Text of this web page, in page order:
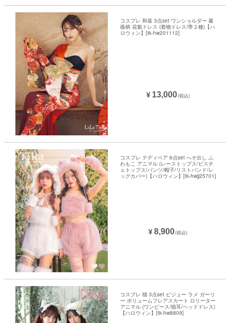
コスプレ 和装 3点set ワンショルダー 薔
薇柄 花魁ドレス (着物ドレス/帯２種)【ハ
ロウィン】[tk-hw201112]
¥ 13,000(税込)
コスプレ テディベア 6点set へそ出し ふ
わもこ アニマル (レーストップス/ビスチ
ェトップス/パンツ/帽子/リストバンド/レ
ッグカバー)【ハロウィン】[tk-hwjj25701]
¥ 8,900(税込)
コスプレ 猫 3点set ビジュー ラメ ガーリ
ー ボリュームフレアスカート ロリーター
アニマル (ワンピース/猫耳/ヘッドドレス)
【ハロウィン】[tk-hw8809]